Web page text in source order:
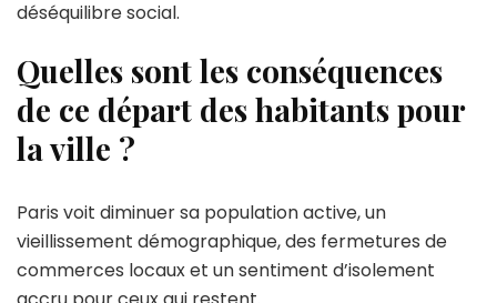
déséquilibre social.
Quelles sont les conséquences
de ce départ des habitants pour
la ville ?
Paris voit diminuer sa population active, un
vieillissement démographique, des fermetures de
commerces locaux et un sentiment d’isolement